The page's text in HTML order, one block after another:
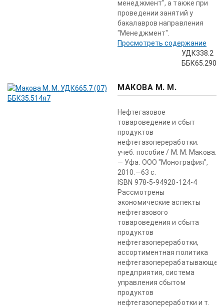
менеджмент", а также при
проведении занятий у
бакалавров направления
"Менеджмент".
Просмотреть содержание
УДК338.2
ББК65.290
МАКОВА М. М.
Нефтегазовое
товароведение и сбыт
продуктов
нефтегазопереработки:
учеб. пособие / М. М. Макова.
— Уфа: ООО "Монография",
2010.—63 с.
ISBN 978-5-94920-124-4
Рассмотрены
экономические аспекты
нефтегазового
товароведения и сбыта
продуктов
нефтегазопереработки,
ассортиментная политика
предприятия, система
управления сбытом
продуктов
нефтегазопереработки и т.